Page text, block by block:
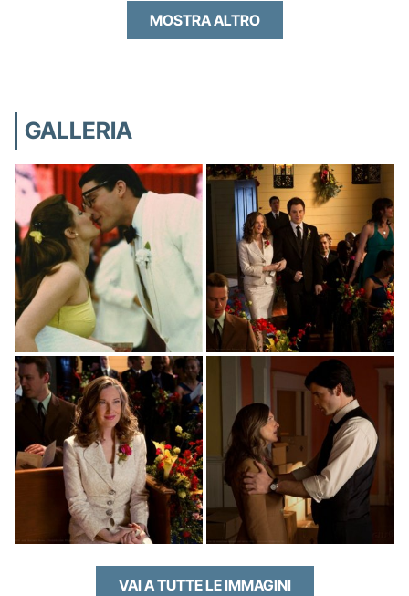
MOSTRA ALTRO
GALLERIA
VAI A TUTTE LE IMMAGINI